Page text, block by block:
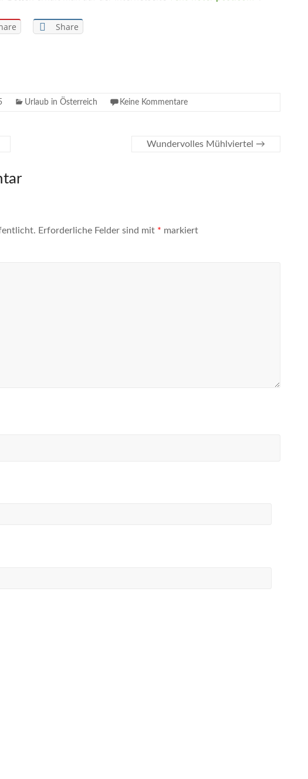
Share
Urlaub in Österreich Keine Kommentare
Wundervolles Mühlviertel →
Erforderliche Felder sind mit * markiert